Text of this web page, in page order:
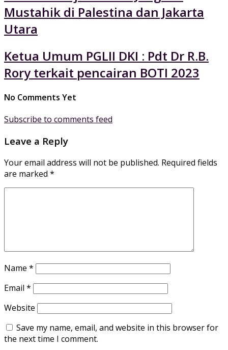
Mustahik di Palestina dan Jakarta
Utara
Ketua Umum PGLII DKI : Pdt Dr R.B.
Rory terkait pencairan BOTI 2023
No Comments Yet
Subscribe to comments feed
Leave a Reply
Your email address will not be published. Required fields
are marked *
Name *
Email *
Website
Save my name, email, and website in this browser for
the next time I comment.